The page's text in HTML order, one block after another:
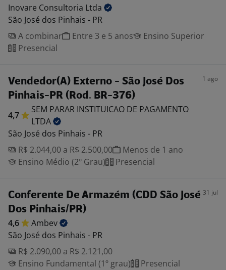
Inovare Consultoria Ltda
São José dos Pinhais - PR
A combinar
Entre 3 e 5 anos
Ensino Superior
Presencial
Vendedor(A) Externo - São José Dos
Pinhais-PR (Rod. BR-376)
1 ago
4,7
SEM PARAR INSTITUICAO DE PAGAMENTO
LTDA
São José dos Pinhais - PR
R$ 2.044,00 a R$ 2.500,00
Menos de 1 ano
Ensino Médio (2º Grau)
Presencial
Conferente De Armazém (CDD São José
Dos Pinhais/PR)
31 jul
4,6
Ambev
São José dos Pinhais - PR
R$ 2.090,00 a R$ 2.121,00
Ensino Fundamental (1º grau)
Presencial